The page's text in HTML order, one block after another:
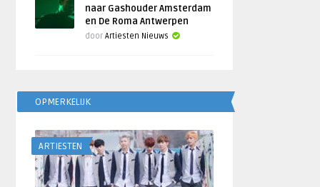
naar Gashouder Amsterdam
en De Roma Antwerpen
doorArtiesten Nieuws
OPMERKELIJK
ARTIESTEN